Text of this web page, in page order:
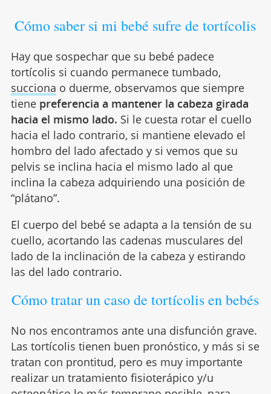
Cómo saber si mi bebé sufre de tortícolis
Hay que sospechar que su bebé padece
tortícolis si cuando permanece tumbado,
succiona o duerme, observamos que siempre
tiene preferencia a mantener la cabeza girada
hacia el mismo lado. Si le cuesta rotar el cuello
hacia el lado contrario, si mantiene elevado el
hombro del lado afectado y si vemos que su
pelvis se inclina hacia el mismo lado al que
inclina la cabeza adquiriendo una posición de
“plátano”.
El cuerpo del bebé se adapta a la tensión de su
cuello, acortando las cadenas musculares del
lado de la inclinación de la cabeza y estirando
las del lado contrario.
Cómo tratar un caso de tortícolis en bebés
No nos encontramos ante una disfunción grave.
Las tortícolis tienen buen pronóstico, y más si se
tratan con prontitud, pero es muy importante
realizar un tratamiento fisioterápico y/u